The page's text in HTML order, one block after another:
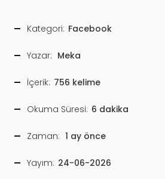
Kategori: Facebook
Yazar: Meka
İçerik: 756 kelime
Okuma Süresi: 6 dakika
Zaman: 1 ay önce
Yayım: 24-06-2026